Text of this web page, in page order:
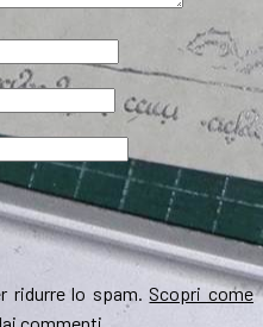
ridurre lo spam.Scopri come
commenti